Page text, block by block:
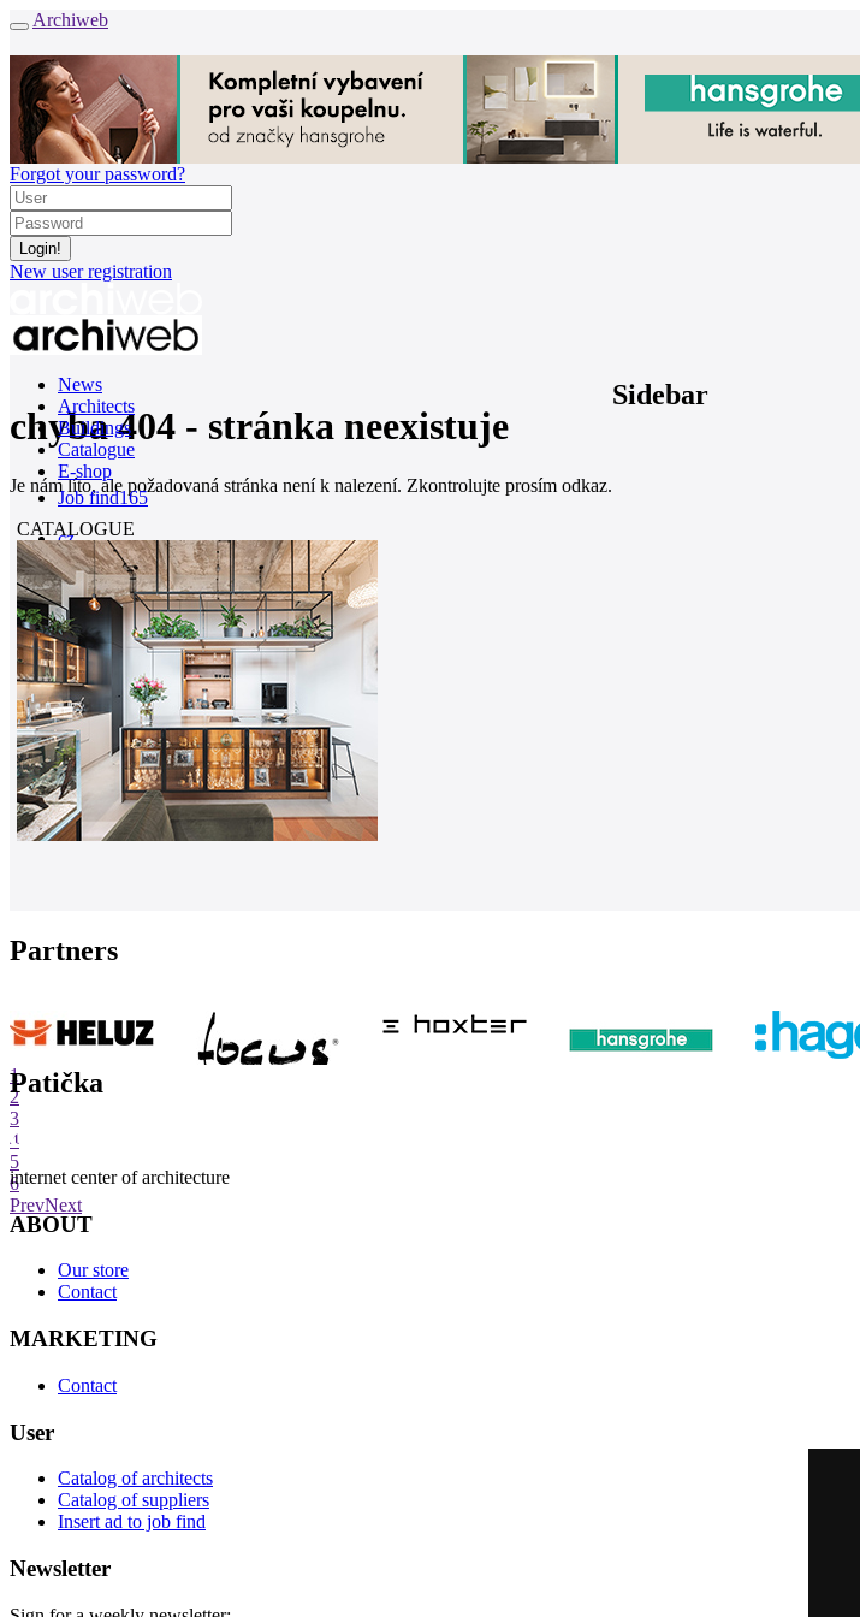
Archiweb
Forgot your password?
New user registration
News
Architects
Buildings
Catalogue
E-shop
Job find165
cz
chyba 404 - stránka neexistuje
Je nám líto, ale požadovaná stránka není k nalezení. Zkontrolujte prosím odkaz.
Sidebar
CATALOGUE
Partners
1
2
3
4
5
6
PrevNext
Patička
internet center of architecture
ABOUT
Our store
Contact
MARKETING
Contact
User
Catalog of architects
Catalog of suppliers
Insert ad to job find
Newsletter